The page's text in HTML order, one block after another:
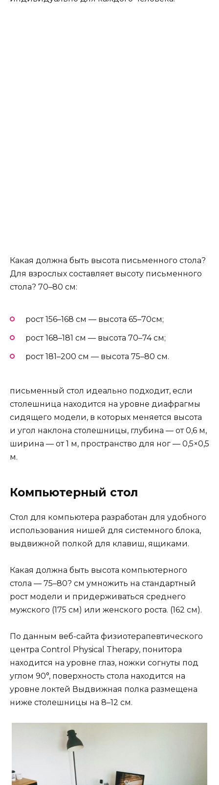
Какая должна быть высота письменного стола?
Для взрослых составляет высоту письменного
стола? 70–80 см:
рост 156–168 см — высота 65–70см;
рост 168–181 см — высота 70–74 см;
рост 181–200 см — высота 75–80 см.
письменный стол идеально подходит, если
столешница находится на уровне диафрагмы
сидящего модели, в которых меняется высота
и угол наклона столешницы, глубина — от 0,6 м,
ширина — от 1 м, пространство для ног — 0,5×0,5
м.
Компьютерный стол
Стол для компьютера разработан для удобного
использования нишей для системного блока,
выдвижной полкой для клавиш, ящиками.
Какая должна быть высота компьютерного
стола — 75–80? см умножить на стандартный
рост модели и придерживаться среднего
мужского (175 см) или женского роста. (162 см).
По данным веб-сайта физиотерапевтического
центра Control Physical Therapy, понитора
находится на уровне глаз, ножки согнуты под
углом 90°, поверхность стола находится на
уровне локтей Выдвижная полка размещена
ниже столешницы на 8–12 см.